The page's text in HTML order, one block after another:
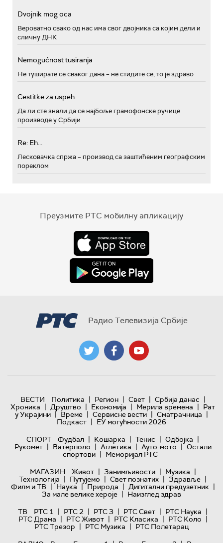
Dvojnik mog oca
Вероватно свако од нас има свог двојника са којим дели и
сличну ДНК
Nemogućnost tusiranja
Не туширате се сваког дана – не стидите се, то је здраво
Cestitke za uspeh
Да ли сте знали да се најбоље грамофонске ручице
производе у Србији
Re: Eh...
Лесковачка спржа – производ са заштићеним географским
пореклом
Преузмите РТС мобилну апликацију
Радио Телевизија Србије
ВЕСТИ Политика | Регион | Свет | Србија данас |
Хроника | Друштво | Економија | Мерила времена | Рат
у Украјини | Време | Сервисне вести | Сматрачница |
Подкаст | ЕУ могућности 2026
СПОРТ
Фудбал | Кошарка | Тенис | Одбојка |
Рукомет | Ватерполо | Атлетика | Ауто-мото | Остали
спортови | Меморијал РТС
МАГАЗИН
Живот | Занимљивости | Музика |
Технологијa | Путујемо | Свет познатих | Здравље |
Филм и ТВ | Наука | Природа | Дигитални предузетник |
За мале велике хероје | Наизглед здрав
ТВ
РТС 1 | РТС 2 | РТС 3 | РТС Свет | РТС Наука |
РТС Драма | РТС Живот | РТС Класика | РТС Коло |
РТС Трезор | РТС Музика | РТС Полетарац